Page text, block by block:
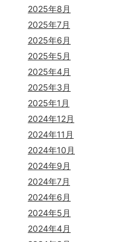
2025年8月
2025年7月
2025年6月
2025年5月
2025年4月
2025年3月
2025年1月
2024年12月
2024年11月
2024年10月
2024年9月
2024年7月
2024年6月
2024年5月
2024年4月